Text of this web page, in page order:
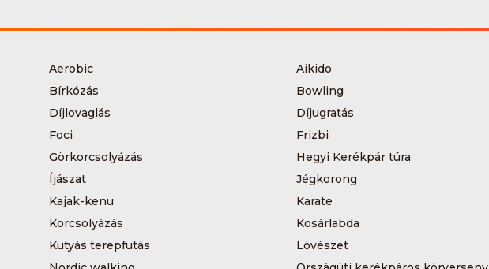
Aerobic Aikido
Bírkózás
Bowling
Díjlovaglás
Díjugratás
Foci
Frizbi
Görkorcsolyázás
Hegyi Kerékpár túra
Íjászat
Jégkorong
Kajak-kenu
Karate
Korcsolyázás
Kosárlabda
Kutyás terepfutás
Lövészet